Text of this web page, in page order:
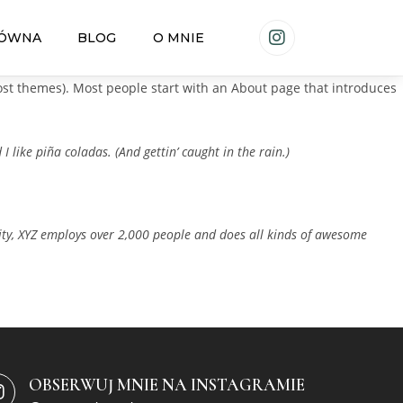
BLOG O MNIE
themes). Most people start with an About page that introduces
like piña coladas. (And gettin’ caught in the rain.)
XYZ employs over 2,000 people and does all kinds of awesome
OBSERWUJ MNIE NA INSTAGRAMIE